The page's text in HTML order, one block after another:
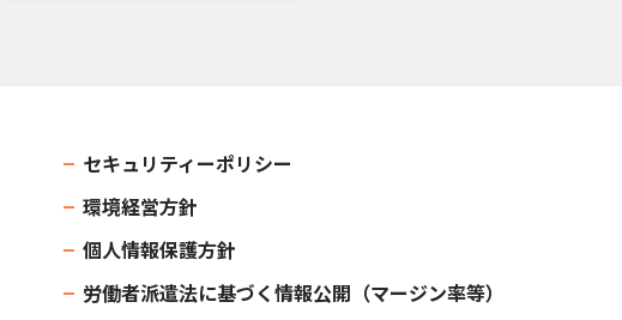
セキュリティーポリシー
環境経営方針
個人情報保護方針
労働者派遣法に基づく情報公開（マージン率等）